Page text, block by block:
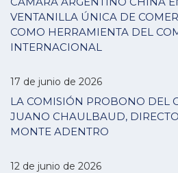
VENTANILLA ÚNICA DE
COMO HERRAMIENTA DEL
INTERNACIONAL
17 de junio de 2026
LA COMISIÓN PROBONO DEL
JUANO CHAULBAUD,
MONTE ADENTRO
12 de junio de 2026